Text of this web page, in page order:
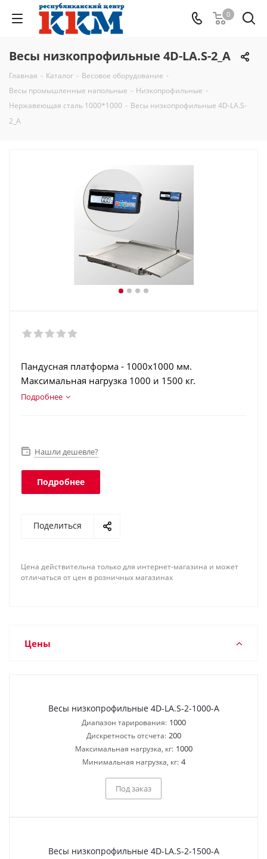
0
Весы низкопрофильные 4D-LA.S-2_A
Главная - Каталог - Весовое оборудование -
Весы промышленные напольные - Низкопрофильные -
Нержавеющая сталь 1000*1000 - Весы низкопрофильные 4D-LA.S-
2_A
Пандусная платформа - 1000х1000 мм.
Максимальная нагрузка 1000 и 1500 кг.
Нержавеющая сталь. Аккумулятор. Счетный
Подробнее
Нашли дешевле?
Подробнее
Поделиться
Цена действительна только для интернет-магазина и может
отличаться от цен в розничных магазинах
Цены
Весы низкопрофильные 4D-LA.S-2-1000-A
Диапазон тарирования: 1000
Дискретность отсчета: 200
Максимальная нагрузка, кг: 1000
Минимальная нагрузка, кг: 4
Под заказ
Весы низкопрофильные 4D-LA.S-2-1500-A